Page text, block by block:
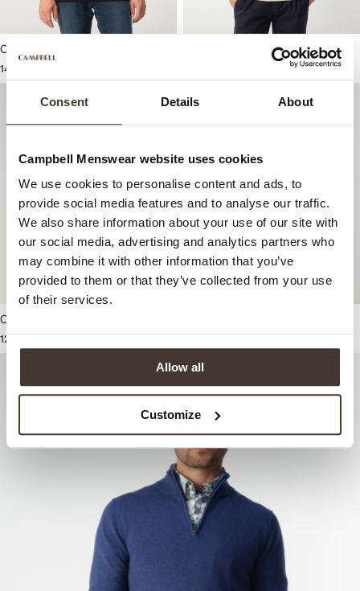
Consent Details About
Campbell Menswear website uses cookies
We use cookies to personalise content and ads, to
provide social media features and to analyse our traffic.
We also share information about your use of our site with
our social media, advertising and analytics partners who
may combine it with other information that you’ve
provided to them or that they’ve collected from your use
of their services.
Allow all
Customize
Campbell Schipperstrui
149,99
Campbell Schipperstrui
Campbell Schipperstrui
129,99